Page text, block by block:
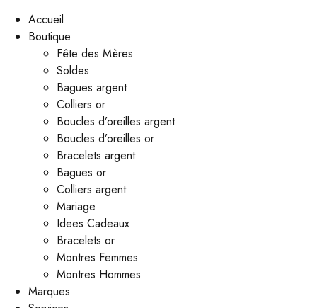
Accueil
Boutique
Fête des Mères
Soldes
Bagues argent
Colliers or
Boucles d’oreilles argent
Boucles d’oreilles or
Bracelets argent
Bagues or
Colliers argent
Mariage
Idees Cadeaux
Bracelets or
Montres Femmes
Montres Hommes
Marques